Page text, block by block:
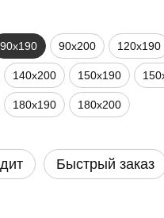
90х190 90х200 120х190
140х200 150х190
180х190 180х200
Быстрый заказ